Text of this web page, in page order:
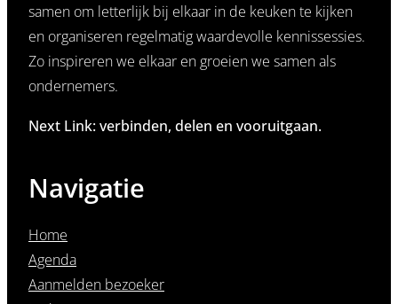
samen om letterlijk bij elkaar in de keuken te kijken
en organiseren regelmatig waardevolle kennissessies.
Zo inspireren we elkaar en groeien we samen als
ondernemers.
Next Link: verbinden, delen en vooruitgaan.
Navigatie
Home
Agenda
Aanmelden bezoeker